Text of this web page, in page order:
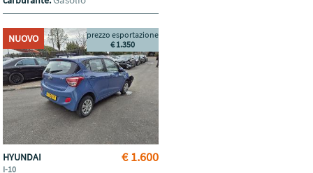
NUOVO
€ 1.600
prezzo esportazione
€ 1.350
HYUNDAI
I-10